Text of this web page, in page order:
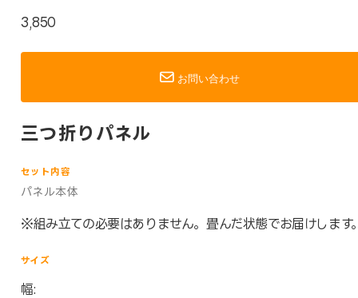
3,850
お問い合わせ
三つ折りパネル
セット内容
パネル本体
※組み立ての必要はありません。畳んだ状態でお届けします
サイズ
幅: